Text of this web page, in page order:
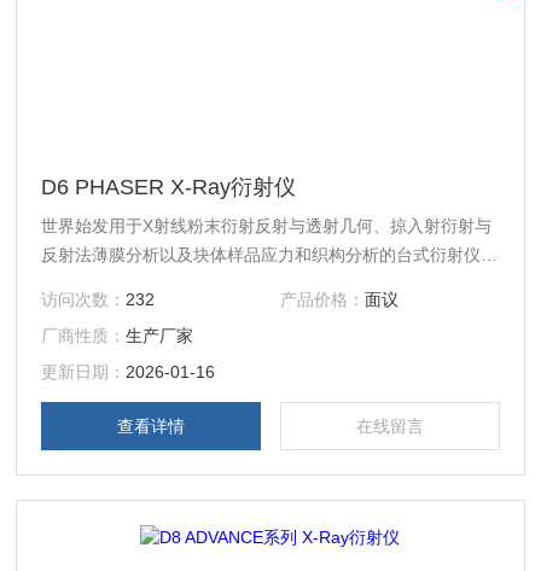
D6 PHASER X-Ray衍射仪
世界始发用于X射线粉末衍射反射与透射几何、掠入射衍射与
反射法薄膜分析以及块体样品应力和织构分析的台式衍射仪平
射平台，它兼具可操作性与灵活性。与传统台式衍射仪不同的
是，D6 PHASER提供了超越粉末衍射的分析方法。
访问次数： 232 产品价格： 面议
厂商性质：生产厂家
更新日期： 2026-01-16
查看详情 在线留言